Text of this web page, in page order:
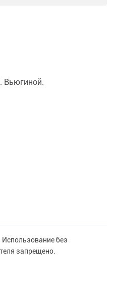
Вьюгиной.
без
запрещено.